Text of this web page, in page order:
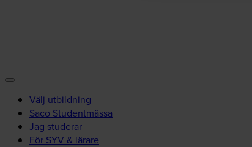
Välj utbildning
Saco Studentmässa
Jag studerar
För SYV & lärare